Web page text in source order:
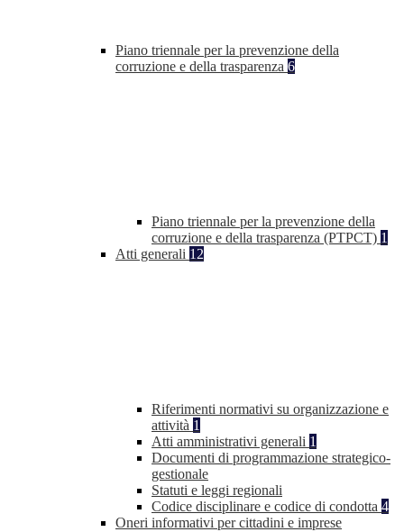
Piano triennale per la prevenzione della
corruzione e della trasparenza 6
Piano triennale per la prevenzione della
corruzione e della trasparenza (PTPCT) 1
Atti generali 12
Riferimenti normativi su organizzazione e
attività 1
Atti amministrativi generali 1
Documenti di programmazione strategico-
gestionale
Statuti e leggi regionali
Codice disciplinare e codice di condotta 4
Oneri informativi per cittadini e imprese